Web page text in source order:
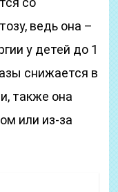
ведь она –
у детей до 1
снижается в
также она
или из-за